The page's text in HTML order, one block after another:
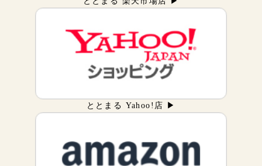
ととまる Yahoo!店 ▶